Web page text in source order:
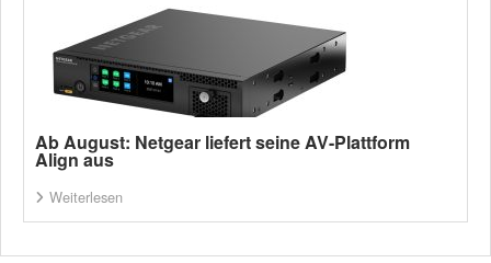
Ab August: Netgear liefert seine AV-Plattform
Align aus
Weiterlesen